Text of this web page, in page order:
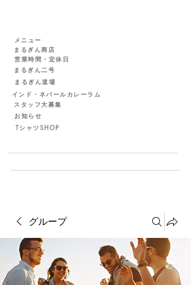
メニュー
まるぎん商店
営業時間・定休日
まるぎん二号
まるぎん道場
インド・ネパールカレーラム
スタッフ大募集
お知らせ
TシャツSHOP
グループ